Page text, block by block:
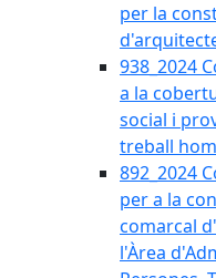
per la
938_2024
a la
social i
treball
892_2024
per a la
comarcal
l'Àrea